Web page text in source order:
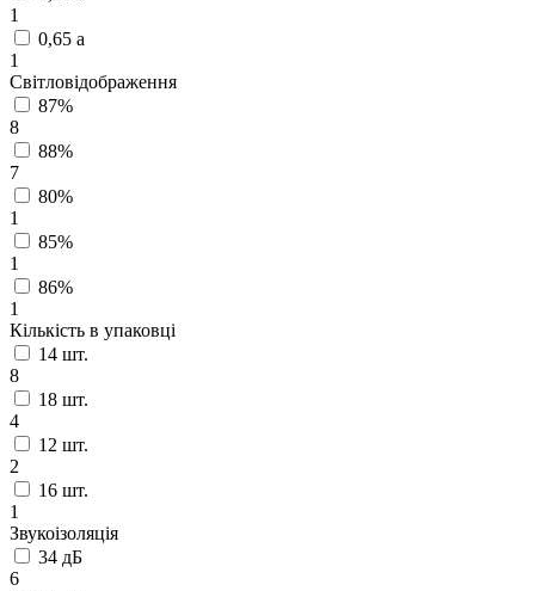
1
0,65 а
1
Світловідображення
87%
8
88%
7
80%
1
85%
1
86%
1
Кількість в упаковці
14 шт.
8
18 шт.
4
12 шт.
2
16 шт.
1
Звукоізоляція
34 дБ
6